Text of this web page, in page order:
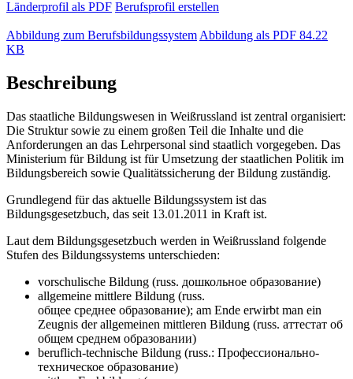
Länderprofil als PDF Berufsprofil erstellen
Abbildung zum Berufsbildungssystem Abbildung als PDF 84.22
KB
Beschreibung
Das staatliche Bildungswesen in Weißrussland ist zentral organisiert:
Die Struktur sowie zu einem großen Teil die Inhalte und die
Anforderungen an das Lehrpersonal sind staatlich vorgegeben. Das
Ministerium für Bildung ist für Umsetzung der staatlichen Politik im
Bildungsbereich sowie Qualitätssicherung der Bildung zuständig.
Grundlegend für das aktuelle Bildungssystem ist das
Bildungsgesetzbuch, das seit 13.01.2011 in Kraft ist.
Laut dem Bildungsgesetzbuch werden in Weißrussland folgende
Stufen des Bildungssystems unterschieden:
vorschulische Bildung (russ. дошкольное образование)
allgemeine mittlere Bildung (russ.
общее среднее образование); am Ende erwirbt man ein
Zeugnis der allgemeinen mittleren Bildung (russ. аттестат об
общем среднем образовании)
beruflich-technische Bildung (russ.: Профессионально-
техническое образование)